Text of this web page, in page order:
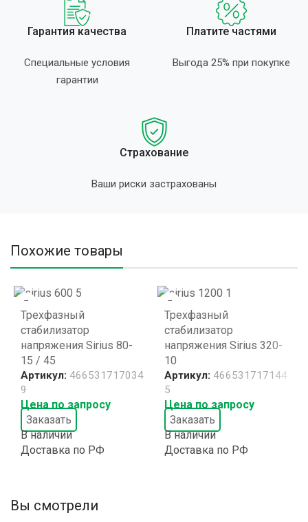
Гарантия качества
Специальные условия
гарантии
Платите частями
Выгода 25% при покупке
Страхование
Ваши риски застрахованы
Похожие товары
Трехфазный
стабилизатор
напряжения Sirius 80-
15 / 45
Артикул: 466531717034
9
Цена по запросу
Заказать
В наличии
Доставка по РФ
Трехфазный
стабилизатор
напряжения Sirius 320-
10
Артикул: 466531717144
5
Цена по запросу
Заказать
В наличии
Доставка по РФ
Вы смотрели